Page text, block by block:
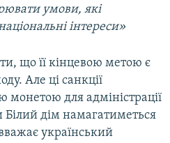
умови, які
інтереси»
що її кінцевою метою є
Але ці санкції
для адміністрації
дім намагатиметься
вважає український